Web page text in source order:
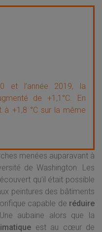
et l’année 2019, la
de +1,1°C. En
à +1,8 °C sur la même
menées auparavant à
de Washington. Les
qu’il était possible
peintures des bâtiments
capable de réduire
aubaine alors que la
est au cœur de